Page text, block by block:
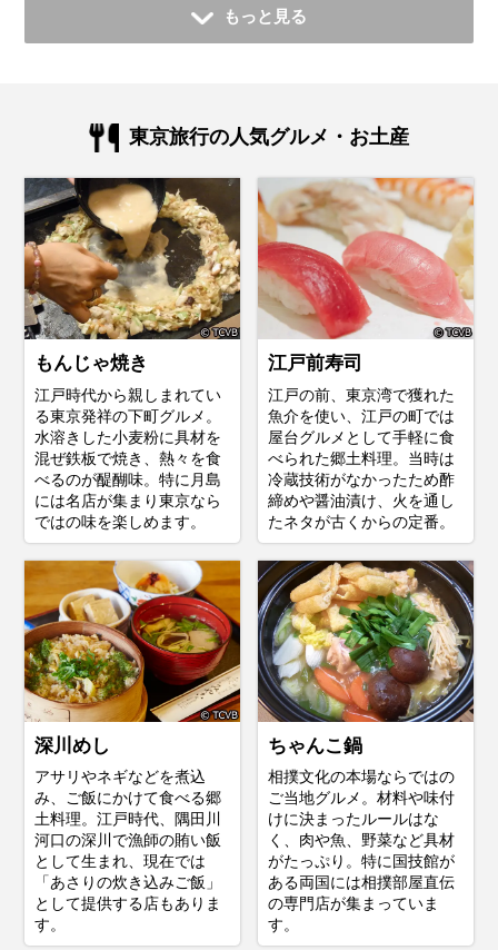
もっと見る
東京旅行の人気グルメ・お土産
もんじゃ焼き
江戸時代から親しまれてい
る東京発祥の下町グルメ。
水溶きした小麦粉に具材を
混ぜ鉄板で焼き、熱々を食
べるのが醍醐味。特に月島
には名店が集まり東京なら
ではの味を楽しめます。
江戸前寿司
江戸の前、東京湾で獲れた
魚介を使い、江戸の町では
屋台グルメとして手軽に食
べられた郷土料理。当時は
冷蔵技術がなかったため酢
締めや醤油漬け、火を通し
たネタが古くからの定番。
深川めし
アサリやネギなどを煮込
み、ご飯にかけて食べる郷
土料理。江戸時代、隅田川
河口の深川で漁師の賄い飯
として生まれ、現在では
「あさりの炊き込みご飯」
として提供する店もありま
す。
ちゃんこ鍋
相撲文化の本場ならではの
ご当地グルメ。材料や味付
けに決まったルールはな
く、肉や魚、野菜など具材
がたっぷり。特に国技館が
ある両国には相撲部屋直伝
の専門店が集まっていま
す。